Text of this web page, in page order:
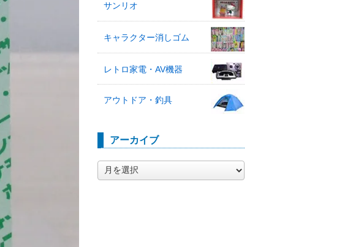
サンリオ
キャラクター消しゴム
レトロ家電・AV機器
アウトドア・釣具
アーカイブ
ー